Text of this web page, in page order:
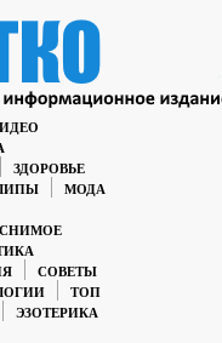
ЗДОРОВЬЕ
МОДА
СОВЕТЫ
ТОП
ЭЗОТЕРИКА